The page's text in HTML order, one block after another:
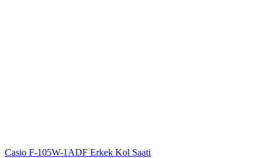
Casio F-105W-1ADF Erkek Kol Saati